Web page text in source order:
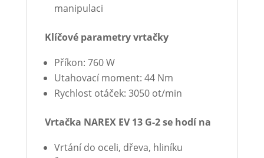
manipulaci
Klíčové parametry vrtačky
Příkon: 760 W
Utahovací moment: 44 Nm
Rychlost otáček: 3050 ot/min
Vrtačka NAREX EV 13 G-2 se hodí na
Vrtání do oceli, dřeva, hliníku